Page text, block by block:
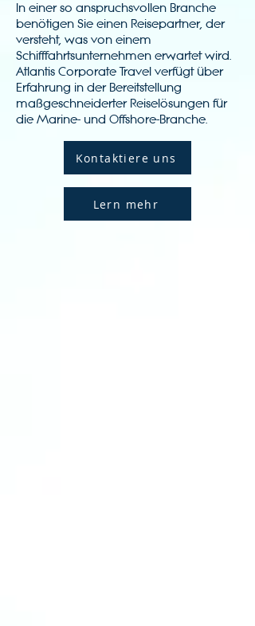
In einer so anspruchsvollen Branche
benötigen Sie einen Reisepartner, der
versteht, was von einem
Schifffahrtsunternehmen erwartet wird.
Atlantis Corporate Travel verfügt über
Erfahrung in der Bereitstellung
maßgeschneiderter Reiselösungen für
die Marine- und Offshore-Branche.
Kontaktiere uns
Lern mehr